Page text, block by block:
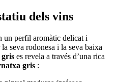
dels vins
un perfil aromàtic delicat i
seva rodonesa i la seva baixa
gris es revela a través d’una rica
gris :